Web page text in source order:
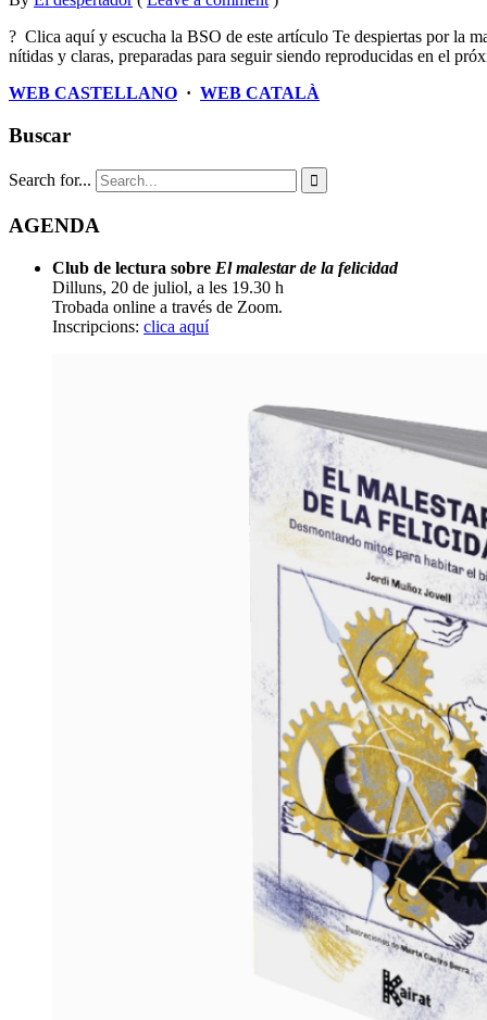
2014
? Clica aquí y escucha la BSO de este artículo Te despiertas por la
nítidas y claras, preparadas para seguir siendo reproducidas en el
WEB CASTELLANO · WEB CATALÀ
Buscar
Search for... 
AGENDA
Club de lectura sobre El malestar de la felicidad
Dilluns, 20 de juliol, a les 19.30 h
Trobada online a través de Zoom.
Inscripcions: clica aquí